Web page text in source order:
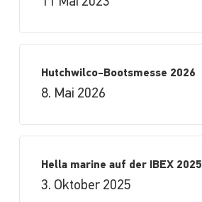
Hutchwilco-Bootsmesse 2026
8. Mai 2026
Hella marine auf der IBEX 2025
3. Oktober 2025